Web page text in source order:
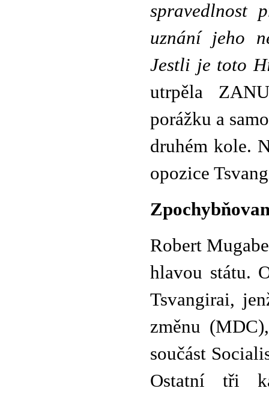
spravedlnost
uznání jeho
Jestli je toto
utrpěla
porážku a
druhém kole.
opozice
Robert
hlavou státu.
Tsvangirai,
změnu
součást
Ostatní tři